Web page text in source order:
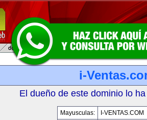
i-
El dueño de este dominio lo
Mayusculas:
I-VENTAS.COM